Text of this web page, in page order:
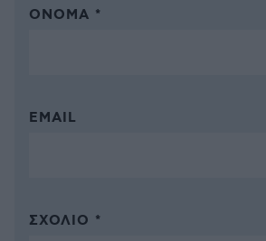
ΌΝΟΜΑ *
EMAIL
ΣΧΌΛΙΟ *